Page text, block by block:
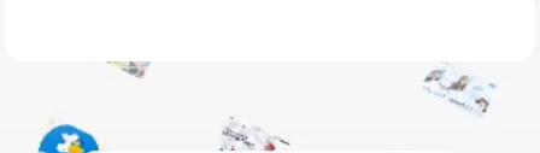
ユーザー同士で質問・相談できるコミュニティもご利用ください。